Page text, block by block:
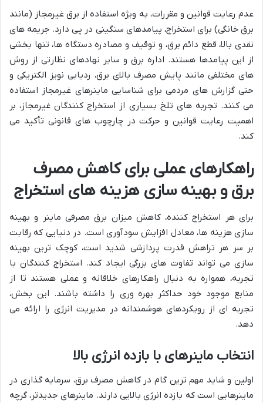
عدم رعایت قوانین و مقررات، به ویژه استفاده از برق غیرمجاز (مانند
برق خانگی) برای استخراج، پیامدهای سنگینی در پی دارد. جریمه های
نقدی بالا، قطع دائم برق، و توقیف و مصادره دستگاه ها، تنها بخشی
از این پیامدها هستند. اداره برق و سایر نهادهای نظارتی از روش
های مختلفی مانند پایش مصرف بالای برق، ردیابی نویز الکتریکی و
حتی گزارش های مردمی برای شناسایی ماینرهای غیرمجاز استفاده
می کنند. تجربه های تلخ بسیاری از استخراج کنندگان غیرمجاز، بر
اهمیت رعایت قوانین و حرکت در چارچوب های قانونی تأکید می
کند.
راهکارهای عملی برای کاهش مصرف
برق و بهینه سازی هزینه های استخراج
برای هر استخراج کننده، کاهش میزان برق مصرفی ماینر و بهینه
سازی هزینه ها، معادل افزایش سودآوری است. در دنیایی که رقابت
بر سر هر تراهش قدرت پردازشی شدید است، کوچک ترین بهینه
سازی می تواند تفاوت های بزرگی ایجاد کند. استخراج کنندگان با
تجربه، همواره به دنبال راهکارهای خلاقانه و عملی هستند تا از
منابع موجود خود حداکثر بهره وری را داشته باشند. این بخش،
تجربه ای از رویکردهای هوشمندانه در مدیریت انرژی را ارائه می
دهد.
انتخاب ماینرهای با بازده انرژی بالا
اولین و شاید مهم ترین گام در کاهش مصرف برق، سرمایه گذاری در
ماینرهایی است که بازده انرژی بالایی دارند. ماینرهای جدیدتر، گرچه